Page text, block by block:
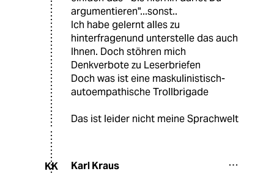
argumentieren"...sonst..
Ich habe gelernt alles zu
hinterfragenund unterstelle das auch
Ihnen. Doch stöhren mich
Denkverbote zu Leserbriefen
Doch was ist eine maskulinistisch-
autoempathische Trollbrigade
Das ist leider nicht meine Sprachwelt
KK Karl Kraus